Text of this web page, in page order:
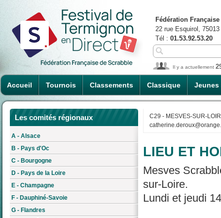
Accueil Tournois Classements Classique Jeunes
Fédération
22 rue Esquirol,
Tél : 01.53.92.53.20
Il y a actuellement
Les comités régionaux
A - Alsace
B - Pays d'Oc
C - Bourgogne
D - Pays de la Loire
E - Champagne
F - Dauphiné-Savoie
G - Flandres
C29 - MESVES-SUR-
LIEU ET
Mesves
sur-Loire.
Lundi et jeudi